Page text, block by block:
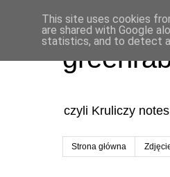
czyli Kruliczy
Strona główna
This site uses cookies
are shared with Google
statistics, and to detect